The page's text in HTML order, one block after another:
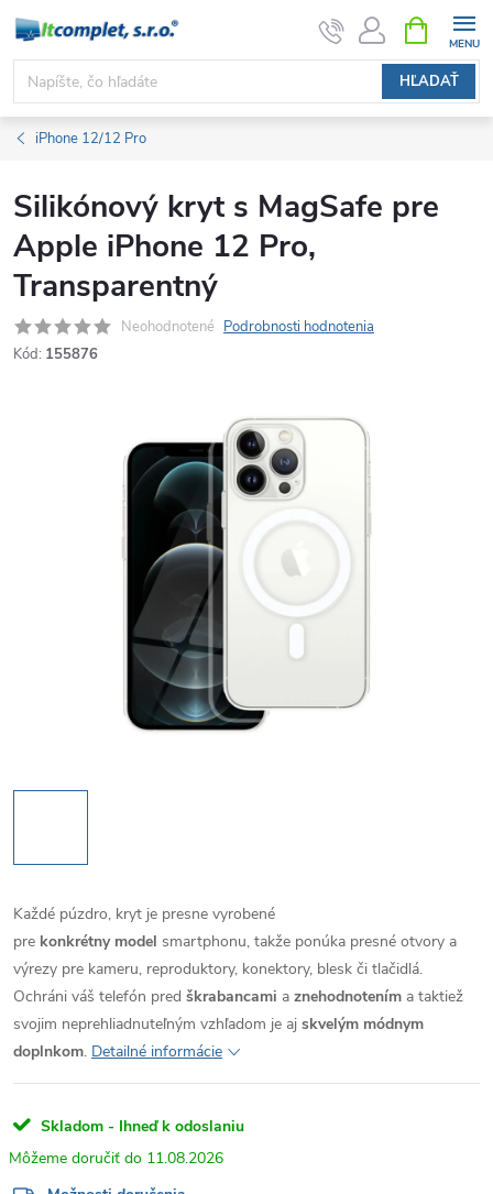
Prejsť
obsah
HĽADAŤ
KOŠÍK
iPhone 12/12 Pro
Silikónový kryt s MagSafe pre
Apple iPhone 12 Pro,
Transparentný
Neohodnotené Podrobnosti hodnotenia
Kód: 155876
Každé púzdro, kryt je presne vyrobené
pre konkrétny model smartphonu, takže ponúka presné otvory a
výrezy pre kameru, reproduktory, konektory, blesk či tlačidlá.
Ochráni váš telefón pred škrabancami a znehodnotením a taktiež
svojim neprehliadnuteľným vzhľadom je aj skvelým módnym
doplnkom. Detailné informácie
Skladom - Ihneď k odoslaniu
11.08.2026